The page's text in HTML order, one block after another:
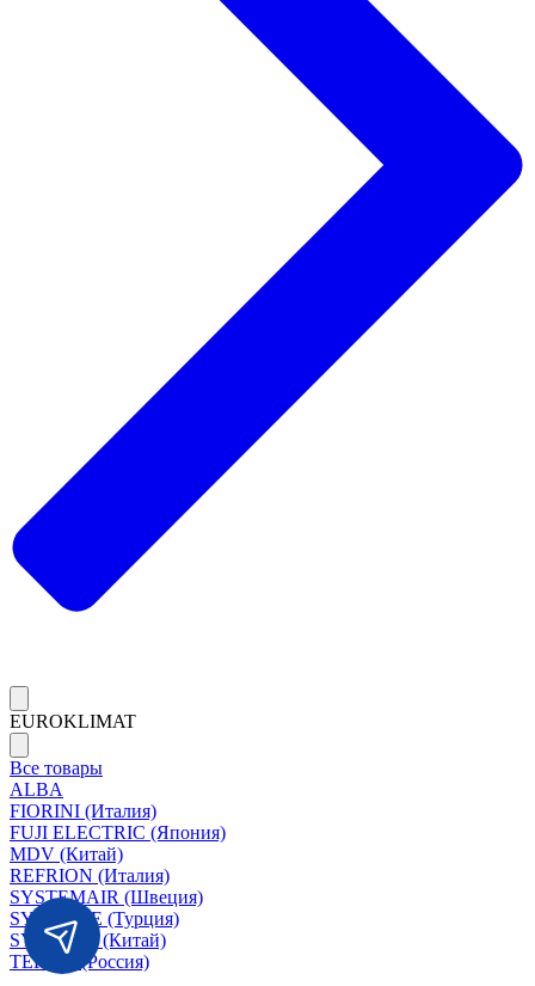
EUROKLIMAT
Все товары
ALBA
FIORINI (Италия)
FUJI ELECTRIC (Япония)
MDV (Китай)
REFRION (Италия)
SYSTEMAIR (Швеция)
SYSIMPLE (Турция)
SYSCOOL (Китай)
TERMA (Россия)